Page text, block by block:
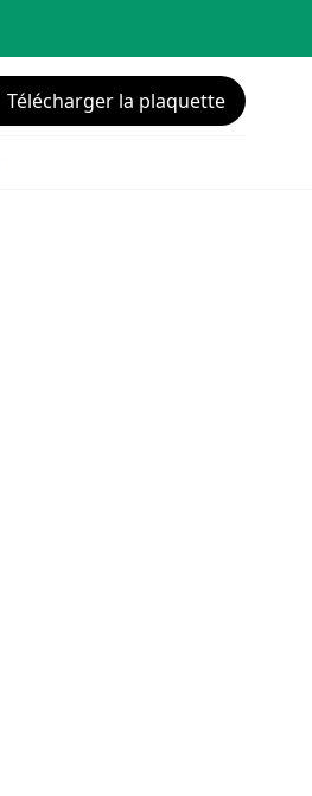
Télécharger la plaquette